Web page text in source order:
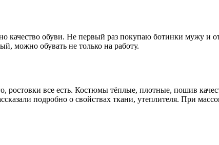
обуви. Не первый раз покупаю ботинки мужу и
можно обувать не только на работу.
ростовки все есть. Костюмы тёплые, плотные, пошив
подробно о свойствах ткани, утеплителя. При